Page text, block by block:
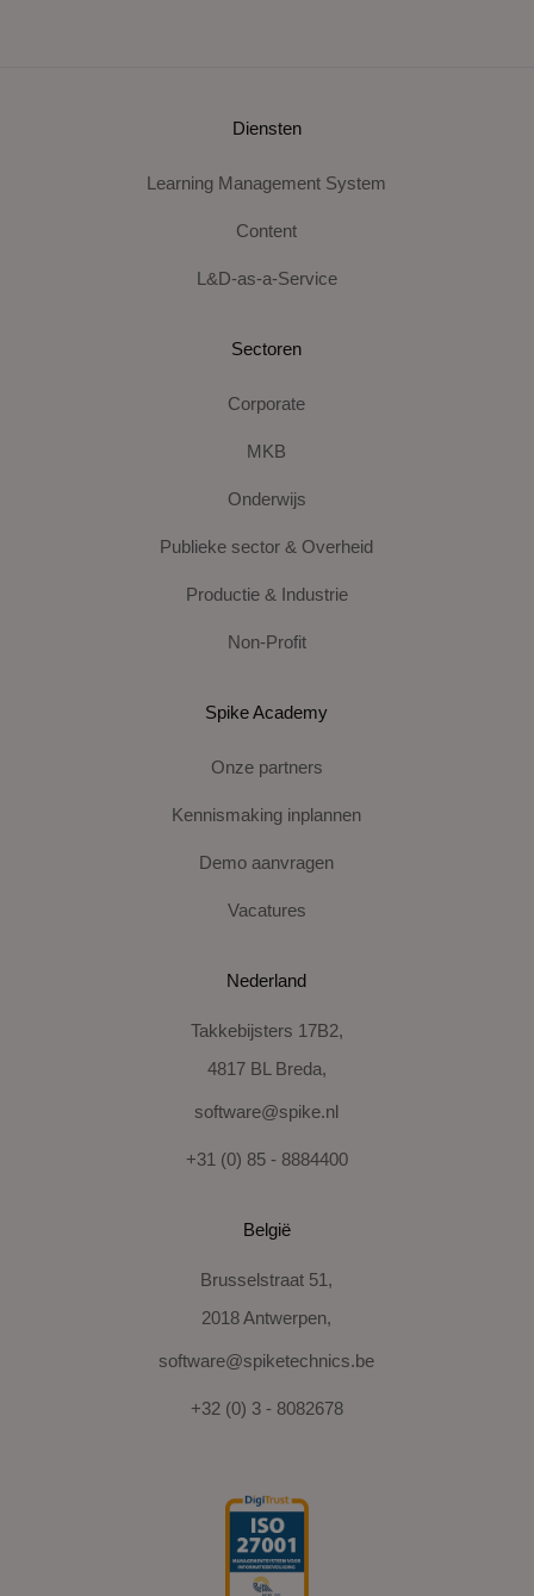
Diensten
Learning Management System
Content
L&D-as-a-Service
Sectoren
Corporate
MKB
Onderwijs
Publieke sector & Overheid
Productie & Industrie
Non-Profit
Spike Academy
Onze partners
Kennismaking inplannen
Demo aanvragen
Vacatures
Nederland
Takkebijsters 17B2,
4817 BL Breda,
software@spike.nl
+31 (0) 85 - 8884400
België
Brusselstraat 51,
2018 Antwerpen,
software@spiketechnics.be
+32 (0) 3 - 8082678